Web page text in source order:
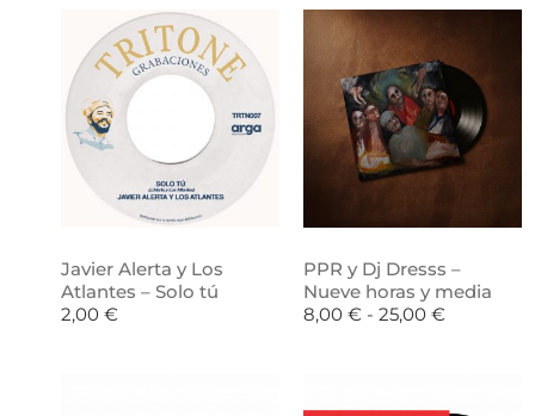
Javier Alerta y Los
Atlantes – Solo tú
2,00 €
PPR y Dj Dresss –
Nueve horas y media
8,00 € - 25,00 €